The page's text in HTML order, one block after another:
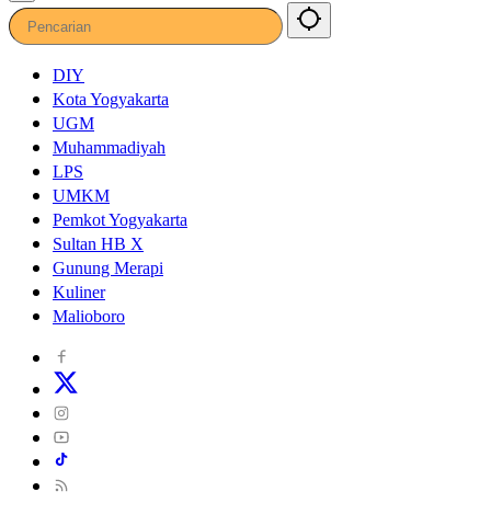
DIY
Kota Yogyakarta
UGM
Muhammadiyah
LPS
UMKM
Pemkot Yogyakarta
Sultan HB X
Gunung Merapi
Kuliner
Malioboro